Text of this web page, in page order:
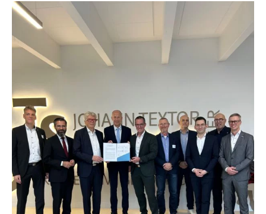
Einwanderung, Auswanderung & Integration
Inklusion
Ländlicher Raum
Natur, Umwelt & Klimaschutz
Sport, Kultur & Ehrenamt
Straße & Verkehr